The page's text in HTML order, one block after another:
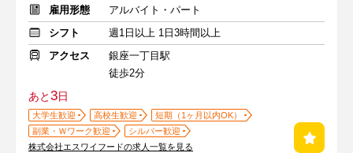
雇用形態
アルバイト・パート
シフト
週1日以上 1日3時間以上
アクセス
銀座一丁目駅
徒歩2分
あと3日
大学生歓迎 高校生歓迎
短期（1ヶ月以内OK）
副業・Ｗワーク歓迎
シルバー歓迎
株式会社エスワイフードの求人一覧を見る